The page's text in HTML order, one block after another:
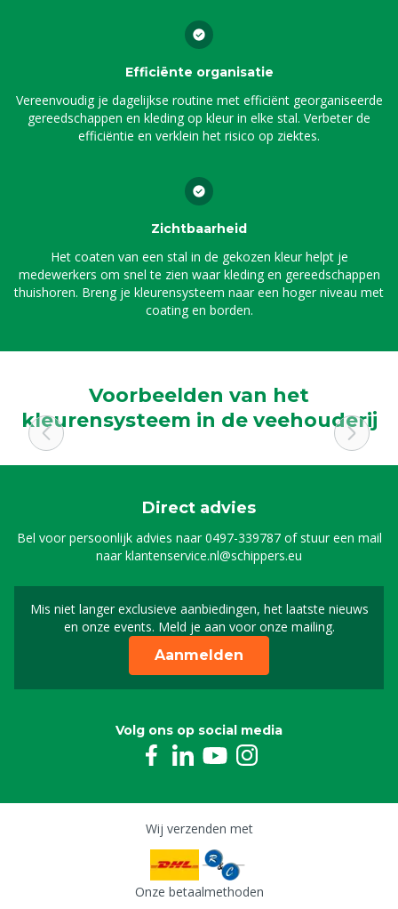
Efficiënte organisatie
Vereenvoudig je dagelijkse routine met efficiënt georganiseerde
gereedschappen en kleding op kleur in elke stal. Verbeter de
efficiëntie en verklein het risico op ziektes.
Zichtbaarheid
Het coaten van een stal in de gekozen kleur helpt je
medewerkers om snel te zien waar kleding en gereedschappen
thuishoren. Breng je kleurensysteem naar een hoger niveau met
coating en borden.
Voorbeelden van het
kleurensysteem in de veehouderij
Direct advies
Bel voor persoonlijk advies naar0497-339787of stuur een mail
naarklantenservice.nl@schippers.eu
Mis niet langer exclusieve aanbiedingen, het laatste nieuws
en onze events. Meld je aan voor onze mailing.
Schrijf je in voor onze
Aanmelden
Volg ons op social media
Wij verzenden met
Onze betaalmethoden